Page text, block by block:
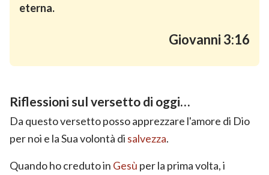
eterna.
Giovanni 3:16
Riflessioni sul versetto di oggi…
Da questo versetto posso apprezzare l'amore di Dio
per noi e la Sua volontà di salvezza.
Quando ho creduto in Gesù per la prima volta, i